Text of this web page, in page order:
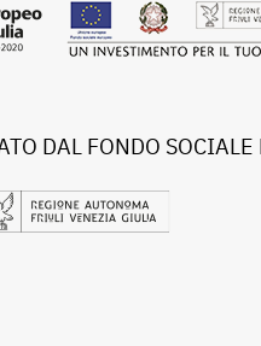
DAL FONDO